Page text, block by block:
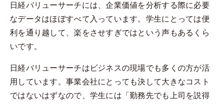
日経バリューサーチには、企業価値を分析する際に必要
なデータはほぼすべて入っています。学生にとっては便
利を通り越して、楽をさせすぎではという声もあるくら
いです。
日経バリューサーチはビジネスの現場でも多くの方が活
用しています。事業会社にとっても決して大きなコスト
ではないはずなので、学生には「勤務先でも上司を説得